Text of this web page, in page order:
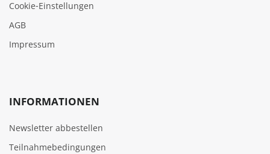
Cookie‑Einstellungen
AGB
Impressum
INFORMATIONEN
Newsletter abbestellen
Teilnahmebedingungen